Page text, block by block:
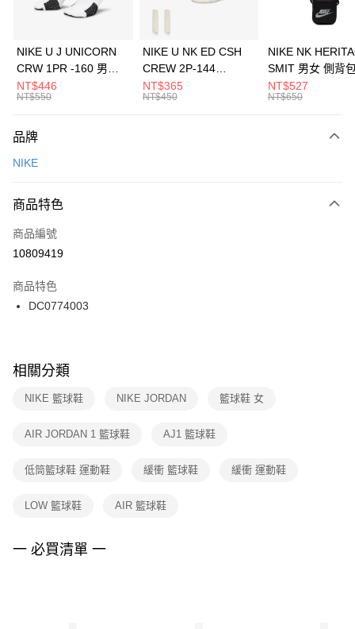
上海商業儲蓄銀行
元大商業銀行
台灣樂天信用卡公司
Apple Pay
全盈+PAY
AFTEE先享後付
【關於「AFTEE先享後付」】
便利好安心！
３．安心：先確認商品／服務後，再付款。
【「AFTEE先享後付」結帳流程】
１．於結帳方式選擇「AFTEE先享後付」後，將跳轉至「AFTEE先享後付」
２．訂單成立數日內，您將收到繳費通知簡訊。
３．收到繳費通知簡訊後14天內，點擊此簡訊中的連結，可透過四大超商／
ATM／網路銀行／等多元方式進行付款，方視為交易完成。
※ 交易是否成功請以「AFTEE先享後付 」之結帳頁面顯示為準，若有關於
是否繳費成功／繳費後需取消欲退款等相關疑問，請聯繫「AFTEE先享後付
客戶支援中心」
https://netprotections.freshdesk.com/support/home
１．透過由恩沛科技股份有限公司提供之「AFTEE先享後付」服務完成之交
權轉讓予恩沛科技股份有限公司。
３．未成年的使用者請事先徵得法定代理人或監護人之同意方可使用
４．使用「AFTEE先享後付」時，將依據個別帳號之用戶狀況，依本公司即
運送方式
每筆NT$100，滿NT$1,500(含以上)免運費
宅配
每筆NT$100，滿NT$1,500(含以上)免運費
NIKE U J UNICORN
CRW 1PR -160 男女
中統襪 FZ3393100
NT$446
NT$550
NIKE U NK ED CSH
CREW 2P-144
EMBRDY 男女 短統襪
FZ3073133
NT$365
NT$450
NIKE NK
SMIT 男女 側背
BA5871010
NT$527
NT$650
品牌
NIKE
商品特色
商品編號
10809419
商品特色
DC0774003
相關分類
NIKE 籃球鞋 NIKE JORDAN 籃球鞋 女
AIR JORDAN 1 籃球鞋 AJ1 籃球鞋
低筒籃球鞋 運動鞋 緩衝 籃球鞋 緩衝 運動鞋
LOW 籃球鞋 AIR 籃球鞋
一 必買清單 一